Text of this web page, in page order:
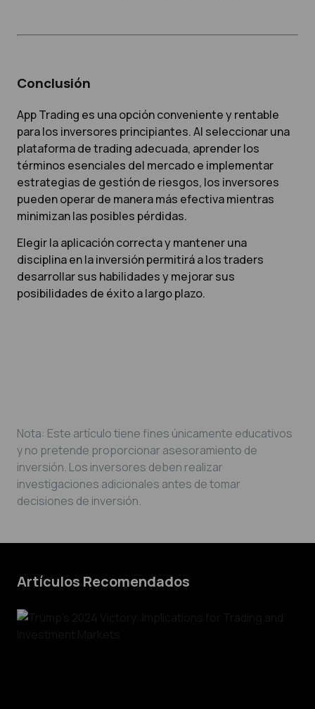
Conclusión
App Trading es una opción conveniente y rentable
para los inversores principiantes. Al seleccionar una
plataforma de trading adecuada, aprender los
términos esenciales del mercado e implementar
estrategias de gestión de riesgos, los inversores
pueden operar de manera más efectiva mientras
minimizan las posibles pérdidas.
Elegir la aplicación correcta y mantener una
disciplina en la inversión permitirá a los traders
desarrollar sus habilidades y mejorar sus
posibilidades de éxito a largo plazo.
Nota: Este artículo tiene fines únicamente educativos
y no pretende proporcionar asesoramiento de
inversión. Los inversores deben realizar
investigaciones adicionales antes de tomar
decisiones de inversión.
Artículos Recomendados